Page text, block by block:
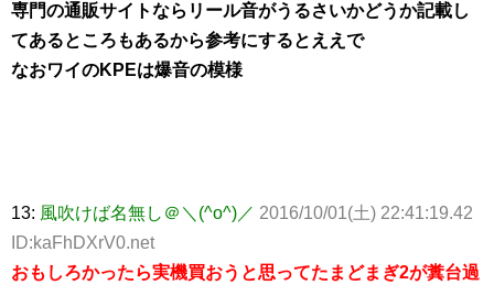
専門の通販サイトならリール音がうるさいかどうか記載し
てあるところもあるから参考にするとええで
なおワイのKPEは爆音の模様
13: 風吹けば名無し＠＼(^o^)／ 2016/10/01(土) 22:41:19.42
ID:kaFhDXrV0.net
おもしろかったら実機買おうと思ってたまどまぎ2が糞台過